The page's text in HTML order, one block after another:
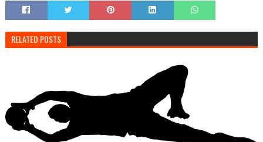
RELATED POSTS